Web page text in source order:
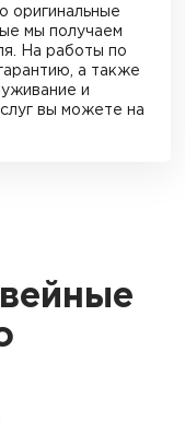
оригинальные
мы получаем
На работы по
а также
и
вы можете на